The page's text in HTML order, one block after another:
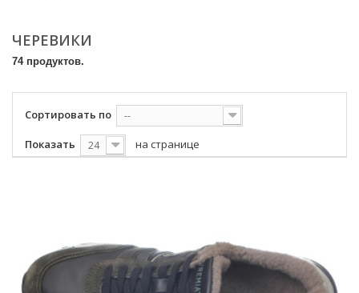
ЧЕРЕВИКИ
74 продуктов.
Сортировать по --
Показать 24 на странице